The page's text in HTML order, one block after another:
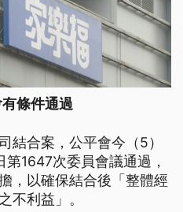
條件通過
結合案，公平會今（5）
1647次委員會議通過，
，以確保結合後「整體經
不利益」。